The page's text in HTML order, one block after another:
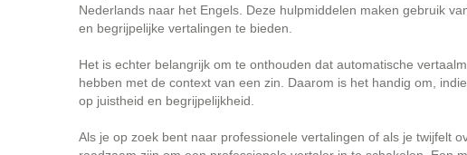
Nederlands naar het Engels. Deze hulpmiddelen maken gebruik
en begrijpelijke vertalingen te bieden.
Het is echter belangrijk om te onthouden dat automatische
hebben met de context van een zin. Daarom is het handig om,
op juistheid en begrijpelijkheid.
Als je op zoek bent naar professionele vertalingen of als je twijfelt